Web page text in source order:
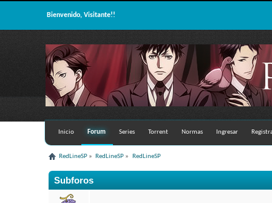
Bienvenido, Visitante!!
Inicio Forum Series Torrent Normas Ingresar
RedLineSP » RedLineSP » RedLineSP
Subforos